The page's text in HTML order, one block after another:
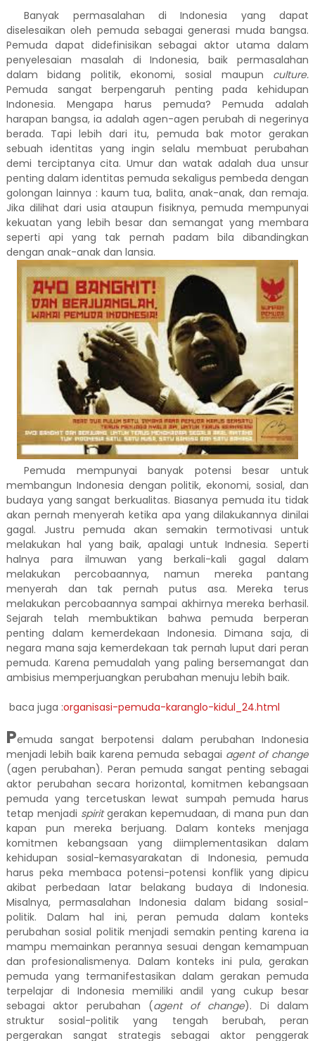
Banyak permasalahan di Indonesia yang dapat
diselesaikan oleh pemuda sebagai generasi muda bangsa.
Pemuda dapat didefinisikan sebagai aktor utama dalam
penyelesaian masalah di Indonesia, baik permasalahan
dalam bidang politik, ekonomi, sosial maupun culture.
Pemuda sangat berpengaruh penting pada kehidupan
Indonesia. Mengapa harus pemuda? Pemuda adalah
harapan bangsa, ia adalah agen-agen perubah di negerinya
berada. Tapi lebih dari itu, pemuda bak motor gerakan
sebuah identitas yang ingin selalu membuat perubahan
demi terciptanya cita. Umur dan watak adalah dua unsur
penting dalam identitas pemuda sekaligus pembeda dengan
golongan lainnya : kaum tua, balita, anak-anak, dan remaja.
Jika dilihat dari usia ataupun fisiknya, pemuda mempunyai
kekuatan yang lebih besar dan semangat yang membara
seperti api yang tak pernah padam bila dibandingkan
dengan anak-anak dan lansia.
Pemuda mempunyai banyak potensi besar untuk
membangun Indonesia dengan politik, ekonomi, sosial, dan
budaya yang sangat berkualitas. Biasanya pemuda itu tidak
akan pernah menyerah ketika apa yang dilakukannya dinilai
gagal. Justru pemuda akan semakin termotivasi untuk
melakukan hal yang baik, apalagi untuk Indnesia. Seperti
halnya para ilmuwan yang berkali-kali gagal dalam
melakukan percobaannya, namun mereka pantang
menyerah dan tak pernah putus asa. Mereka terus
melakukan percobaannya sampai akhirnya mereka berhasil.
Sejarah telah membuktikan bahwa pemuda berperan
penting dalam kemerdekaan Indonesia. Dimana saja, di
negara mana saja kemerdekaan tak pernah luput dari peran
pemuda. Karena pemudalah yang paling bersemangat dan
ambisius memperjuangkan perubahan menuju lebih baik.
baca juga :organisasi-pemuda-karanglo-kidul_24.html
Pemuda sangat berpotensi dalam perubahan Indonesia
menjadi lebih baik karena pemuda sebagai agent of change
(agen perubahan). Peran pemuda sangat penting sebagai
aktor perubahan secara horizontal, komitmen kebangsaan
pemuda yang tercetuskan lewat sumpah pemuda harus
tetap menjadi spiritgerakan kepemudaan, di mana pun dan
kapan pun mereka berjuang. Dalam konteks menjaga
komitmen kebangsaan yang diimplementasikan dalam
kehidupan sosial-kemasyarakatan di Indonesia, pemuda
harus peka membaca potensi-potensi konflik yang dipicu
akibat perbedaan latar belakang budaya di Indonesia.
Misalnya, permasalahan Indonesia dalam bidang sosial-
politik. Dalam hal ini, peran pemuda dalam konteks
perubahan sosial politik menjadi semakin penting karena ia
mampu memainkan perannya sesuai dengan kemampuan
dan profesionalismenya. Dalam konteks ini pula, gerakan
pemuda yang termanifestasikan dalam gerakan pemuda
terpelajar di Indonesia memiliki andil yang cukup besar
sebagai aktor perubahan (agent of change). Di dalam
struktur sosial-politik yang tengah berubah, peran
pergerakan sangat strategis sebagai aktor penggerak